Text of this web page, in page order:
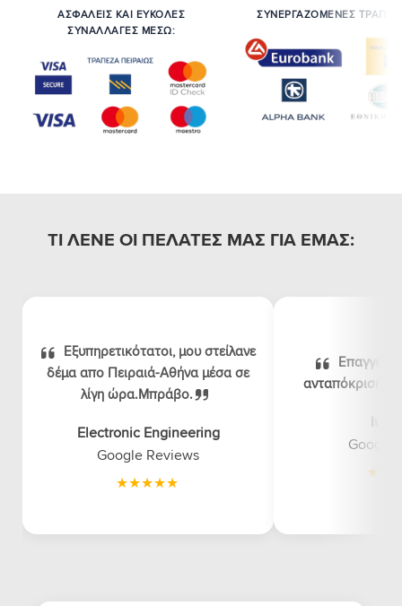
ΑΣΦΑΛΕΙΣ ΚΑΙ ΕΥΚΟΛΕΣ
ΣΥΝΑΛΛΑΓΕΣ ΜΕΣΩ:
ΣΥΝΕΡΓΑΖΟΜΕΝΕΣ
ΤΙ ΛΕΝΕ ΟΙ ΠΕΛΑΤΕΣ ΜΑΣ ΓΙΑ ΕΜΑΣ:
Εξυπηρετικότατοι, μου στείλανε
δέμα απο Πειραιά-Αθήνα μέσα σε
λίγη ώρα.Μπράβο.
Electronic Engineering
Google Reviews
ανταπόκριση,
Google